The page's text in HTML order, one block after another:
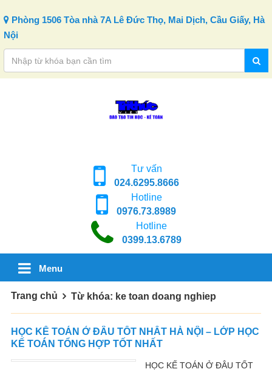
Phòng 1506 Tòa nhà 7A Lê Đức Thọ, Mai Dịch, Cầu Giấy, Hà
Nội
Tư vấn
024.6295.8666
Hotline
0976.73.8989
Hotline
0399.13.6789
Menu
Trang chủ Từ khóa: ke toan doang nghiep
HỌC KẾ TOÁN Ở ĐÂU TỐT NHẤT HÀ NỘI – LỚP HỌC
KẾ TOÁN TỔNG HỢP TỐT NHẤT
HỌC KẾ TOÁN Ở ĐÂU TỐT